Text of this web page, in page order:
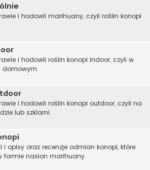
i hodowli marihuany, czyli roślin konopi
i hodowli roślin konopi indoor, czyli w
domowym.
i hodowli roślin konopi outdoor, czyli na
lub szklarni.
i opisy oraz recenzje odmian konopi, które
formie nasion marihuany.